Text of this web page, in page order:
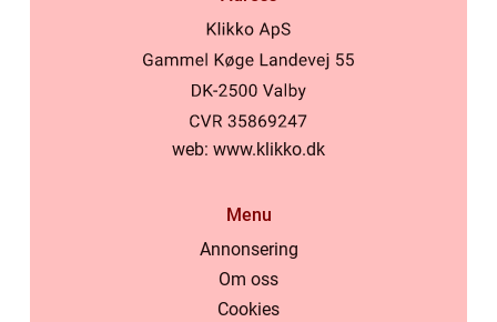
web: www.klikko.dk
Menu
Annonsering
Om oss
Cookies